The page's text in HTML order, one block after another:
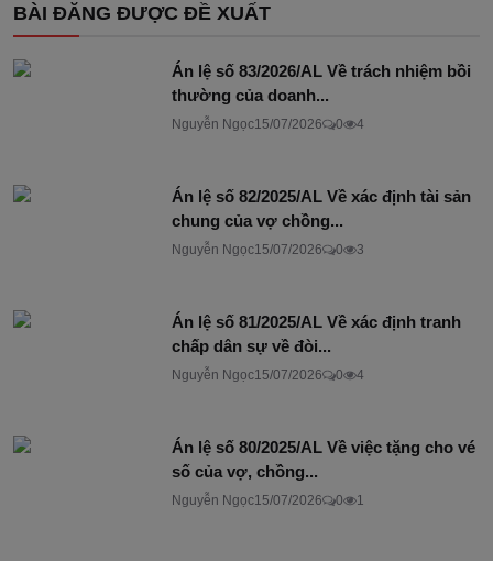
BÀI ĐĂNG ĐƯỢC ĐỀ XUẤT
Án lệ số 83/2026/AL Về trách nhiệm bồi
thường của doanh...
Nguyễn Ngọc15/07/2026 0 4
Án lệ số 82/2025/AL Về xác định tài sản
chung của vợ chồng...
Nguyễn Ngọc15/07/2026 0 3
Án lệ số 81/2025/AL Về xác định tranh
chấp dân sự về đòi...
Nguyễn Ngọc15/07/2026 0 4
Án lệ số 80/2025/AL Về việc tặng cho vé
số của vợ, chồng...
Nguyễn Ngọc15/07/2026 0 1